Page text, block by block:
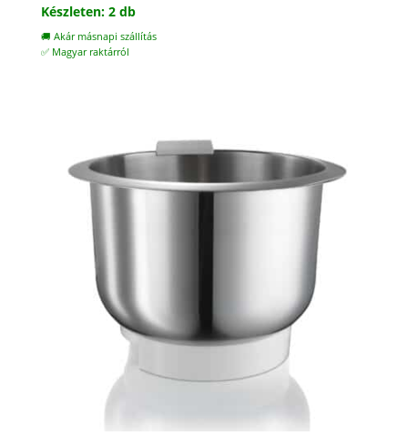
Készleten: 2 db
🚚 Akár másnapi szállítás
✅ Magyar raktárról